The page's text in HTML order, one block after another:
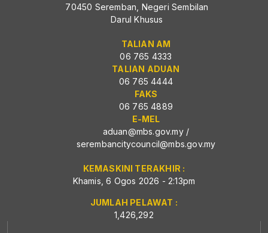
70450 Seremban, Negeri Sembilan
Darul Khusus
TALIAN AM
06 765 4333
TALIAN ADUAN
06 765 4444
FAKS
06 765 4889
E-MEL
aduan@mbs.gov.my/
serembancitycouncil@mbs.gov.my
KEMASKINI TERAKHIR :
Khamis, 6 Ogos 2026 - 2:13pm
JUMLAH PELAWAT :
1,426,292